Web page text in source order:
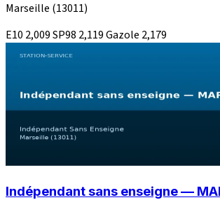
Marseille (13011)
E10 2,009SP98 2,119Gazole 2,179
Indépendant sans enseigne —